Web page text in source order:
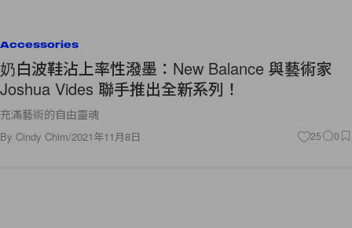
Accessories
奶白波鞋沾上率性潑墨：New Balance 與藝術家
Joshua Vides 聯手推出全新系列！
充滿藝術的自由靈魂
By Cindy Chim/2021年11月8日 25 0